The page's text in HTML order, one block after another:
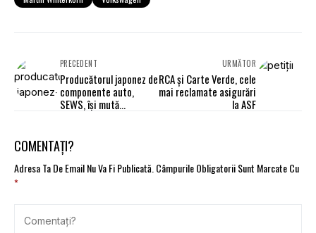
PRECEDENT
Producătorul japonez de
componente auto,
SEWS, îşi mută
URMĂTOR
RCA şi Carte Verde, cele
mai reclamate asigurări
la ASF
COMENTAȚI?
Adresa Ta De Email Nu Va Fi Publicată.Câmpurile Obligatorii Sunt Marcate Cu
*